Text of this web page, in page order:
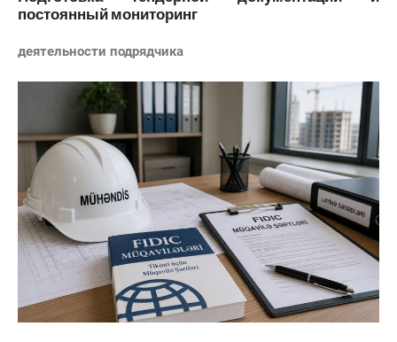
постоянный мониторинг
деятельности подрядчика